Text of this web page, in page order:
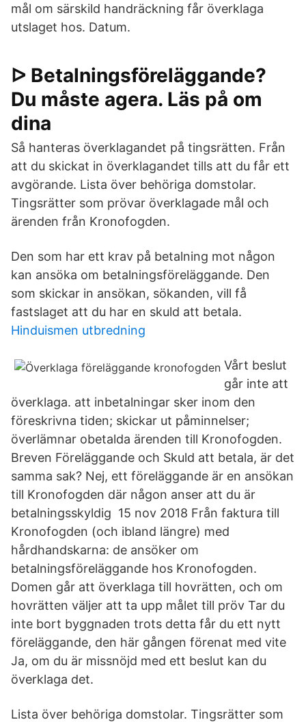
mål om särskild handräckning får överklaga
utslaget hos. Datum.
ᐅ Betalningsföreläggande?
Du måste agera. Läs på om
dina
Så hanteras överklagandet på tingsrätten. Från
att du skickat in överklagandet tills att du får ett
avgörande. Lista över behöriga domstolar.
Tingsrätter som prövar överklagade mål och
ärenden från Kronofogden.
Den som har ett krav på betalning mot någon
kan ansöka om betalningsföreläggande. Den
som skickar in ansökan, sökanden, vill få
fastslaget att du har en skuld att betala.
Hinduismen utbredning
Vårt beslut
går inte att
överklaga. att inbetalningar sker inom den
föreskrivna tiden; skickar ut påminnelser;
överlämnar obetalda ärenden till Kronofogden.
Breven Föreläggande och Skuld att betala, är det
samma sak? Nej, ett föreläggande är en ansökan
till Kronofogden där någon anser att du är
betalningsskyldig 15 nov 2018 Från faktura till
Kronofogden (och ibland längre) med
hårdhandskarna: de ansöker om
betalningsföreläggande hos Kronofogden.
Domen går att överklaga till hovrätten, och om
hovrätten väljer att ta upp målet till pröv Tar du
inte bort byggnaden trots detta får du ett nytt
föreläggande, den här gången förenat med vite
Ja, om du är missnöjd med ett beslut kan du
överklaga det.
Lista över behöriga domstolar. Tingsrätter som